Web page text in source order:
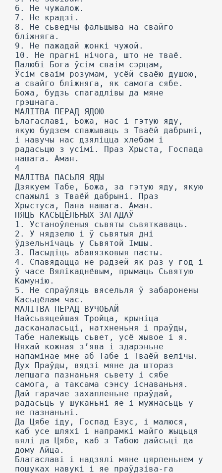
6. He чужалож.
7. He крадзі.
8. He сьведчы фальшыва на свайго
бліжняга.
9. He пажадай жонкі чужой.
10. He прагні нічога, што не тваё.
Палюбі Бога ўсім сваім сэрцам,
Ўсім сваім розумам, усёй сваёю душою,
а свайго бліжняга, як самога сябе.
Божа, будзь спагадлівы да мяне
грэшнага.
МАЛІТВА ПЕРАД ЯДОЮ
Благаславі, Божа, нас і гэтую яду,
якую будзем спажываць з Тваёй дабрыні,
і навучы нас дзяліцца хлебам і
радасьцю з усімі. Праз Хрыста, Госпада
нашага. Аман.
4
МАЛІТВА ПАСЬЛЯ ЯДЫ
Дзякуем Табе, Божа, за гэтую яду, якую
спажылі з Тваёй дабрыні. Праз
Хрыстуса, Пана нашага. Аман.
ПЯЦЬ КАСЬЦЁЛЬНЫХ ЗАГАДАЎ
1. Устаноўленыя сьвяты сьвяткаваць.
2. У нядзелю і ў сьвятыя дні
ўдзельнічаць у Сьвятой Імшы.
3. Пасыдіць абавязковыя пасты.
4. Спавядацца не радзей як раз у год і
ў часе Вялікаднёвым, прымаць Сьвятую
Камунію.
5. He спраўляць вясельля ў забаронены
Касьцёлам час.
МАЛІТВА ПЕРАД ВУЧОБАЙ
Найсьвяцейшая Тройца, крыніца
дасканаласьці, натхненьня і праўды,
Табе належыць сьвет, усё жывое і я.
Няхай кожная з’ява і здарэньне
напамінае мне аб Табе і Тваёй велічы.
Дух Праўды, вядзі мяне да штораз
лепшага пазнаньня сьвету і сябе
самога, а таксама сэнсу існаваньня.
Дай гарачае захапленьне праўдай,
радасьць у шуканьні яе і мужнасьць у
яе пазнаньні.
Да Цябе іду, Госпад Езус, і малюся,
каб усе шляхі і напрамкі майго жыцьця
вялі да Цябе, каб з Табою дайсьці да
дому Айца.
Благаславі і надзялі мяне цярпеньнем у
пошуках навукі і яе праўдзіва-га